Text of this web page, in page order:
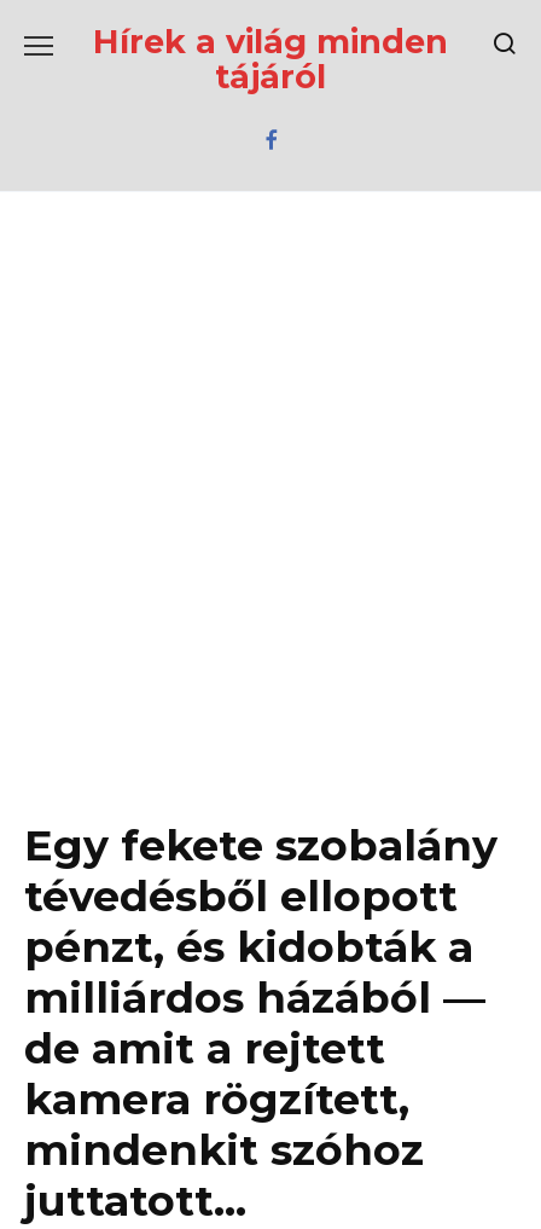
содержаниюHírek a világ minden
tájáról
Egy fekete szobalány
tévedésből ellopott
pénzt, és kidobták a
milliárdos házából —
de amit a rejtett
kamera rögzített,
mindenkit szóhoz
juttatott…